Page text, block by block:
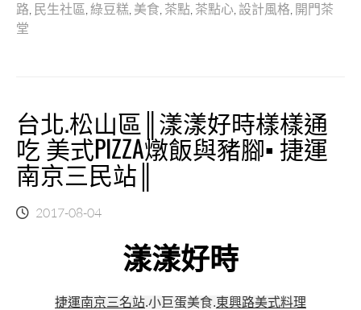
路 民生社區 綠豆糕 美食 茶點 茶點心 設計風格 開門茶
堂
台北.松山區║漾漾好時樣樣通
吃 美式PIZZA燉飯與豬腳▪ 捷運
南京三民站║
2017-08-04
漾漾好時
捷運南京三名站.小巨蛋美食.東興路美式料理